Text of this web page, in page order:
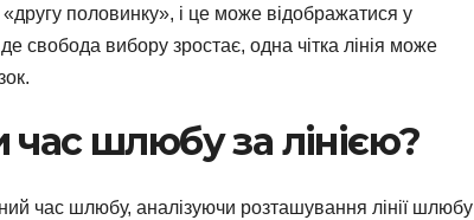
половинку», і це може відображатися у
де свобода вибору зростає, одна чітка лінія може
шлюбу за лінією?
час шлюбу, аналізуючи розташування лінії шлюбу